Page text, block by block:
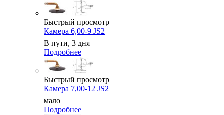
Быстрый просмотр
Камера 6,00-9 JS2
В пути, 3 дня
Подробнее
Быстрый просмотр
Камера 7,00-12 JS2
мало
Подробнее